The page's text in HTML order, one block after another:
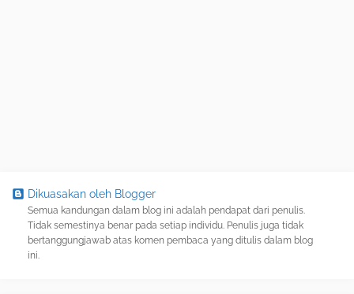
Dikuasakan oleh Blogger
Semua kandungan dalam blog ini adalah pendapat dari penulis.
Tidak semestinya benar pada setiap individu. Penulis juga tidak
bertanggungjawab atas komen pembaca yang ditulis dalam blog
ini.